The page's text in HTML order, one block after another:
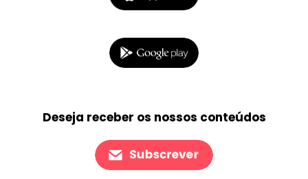
Deseja receber os nossos conteúdos